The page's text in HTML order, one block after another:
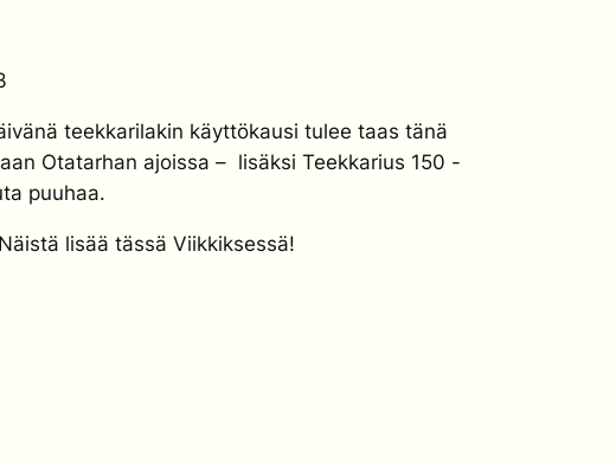
teekkarilakin käyttökausi tulee taas tänä
Otatarhan ajoissa – lisäksi Teekkarius 150 -
puuhaa.
lisää tässä Viikkiksessä!